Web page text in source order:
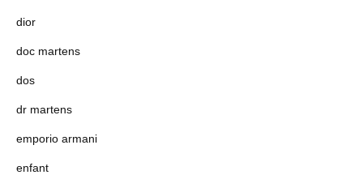
dior
doc martens
dos
dr martens
emporio armani
enfant